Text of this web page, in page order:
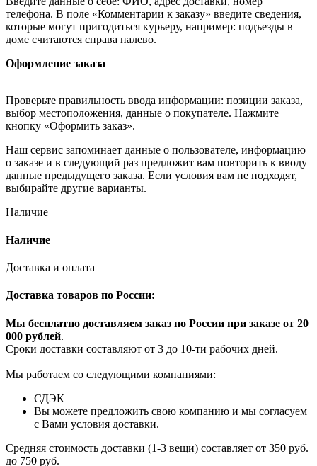
телефона. В поле «Комментарии к заказу» введите сведения,
которые могут пригодиться курьеру, например: подъезды в
доме считаются справа налево.
Оформление заказа
Проверьте правильность ввода информации: позиции заказа,
выбор местоположения, данные о покупателе. Нажмите
кнопку «Оформить заказ».
Наш сервис запоминает данные о пользователе, информацию
о заказе и в следующий раз предложит вам повторить к вводу
данные предыдущего заказа. Если условия вам не подходят,
выбирайте другие варианты.
Наличие
Наличие
Доставка и оплата
Доставка товаров по России:
Мы бесплатно доставляем заказ по России при заказе от 20
000 рублей.
Сроки доставки составляют от 3 до 10-ти рабочих дней.
Мы работаем со следующими компаниями:
СДЭК
Вы можете предложить свою компанию и мы согласуем
с Вами условия доставки.
Средняя стоимость доставки (1-3 вещи) составляет от 350 руб.
до 750 руб.